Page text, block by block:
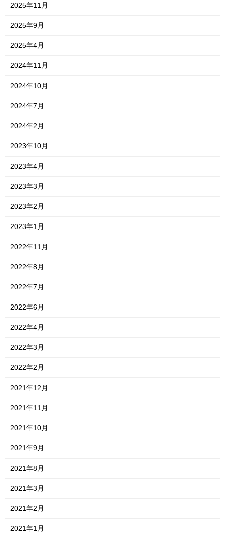
2025年11月
2025年9月
2025年4月
2024年11月
2024年10月
2024年7月
2024年2月
2023年10月
2023年4月
2023年3月
2023年2月
2023年1月
2022年11月
2022年8月
2022年7月
2022年6月
2022年4月
2022年3月
2022年2月
2021年12月
2021年11月
2021年10月
2021年9月
2021年8月
2021年3月
2021年2月
2021年1月